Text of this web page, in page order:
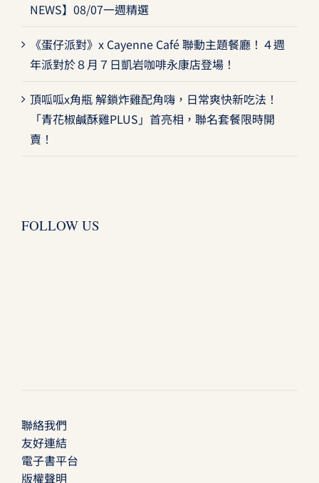
NEWS】08/07一週精選
《蛋仔派對》x Cayenne Café 聯動主題餐廳！４週
年派對於８月７日凱岩咖啡永康店登場！
頂呱呱x角瓶 解鎖炸雞配角嗨，日常爽快新吃法！
「青花椒鹹酥雞PLUS」首亮相，聯名套餐限時開
賣！
FOLLOW US
聯絡我們
友好連結
電子書平台
版權聲明